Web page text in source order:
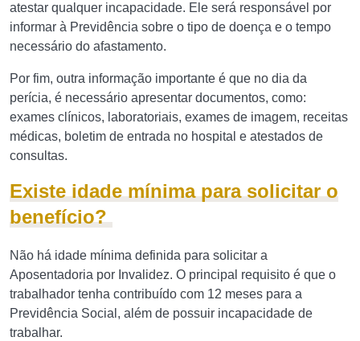
atestar qualquer incapacidade. Ele será responsável por
informar à Previdência sobre o tipo de doença e o tempo
necessário do afastamento.
Por fim, outra informação importante é que no dia da
perícia, é necessário apresentar documentos, como:
exames clínicos, laboratoriais, exames de imagem, receitas
médicas, boletim de entrada no hospital e atestados de
consultas.
Existe idade mínima para solicitar o
benefício?
Não há idade mínima definida para solicitar a
Aposentadoria por Invalidez. O principal requisito é que o
trabalhador tenha contribuído com 12 meses para a
Previdência Social, além de possuir incapacidade de
trabalhar.